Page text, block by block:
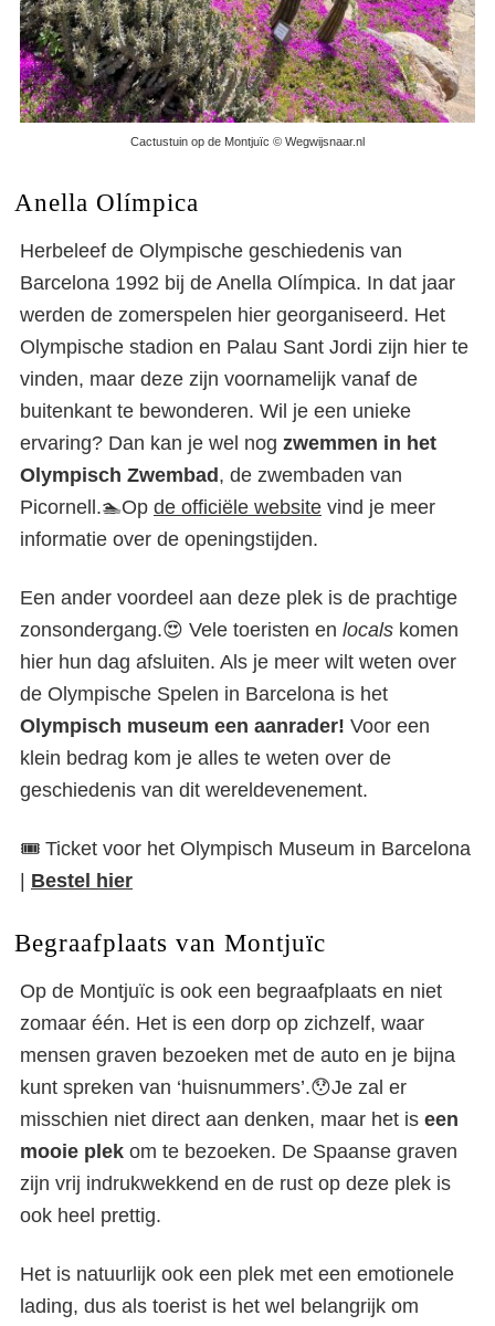
Cactustuin op de Montjuïc © Wegwijsnaar.nl
Anella Olímpica
Herbeleef de Olympische geschiedenis van
Barcelona 1992 bij de Anella Olímpica. In dat jaar
werden de zomerspelen hier georganiseerd. Het
Olympische stadion en Palau Sant Jordi zijn hier te
vinden, maar deze zijn voornamelijk vanaf de
buitenkant te bewonderen. Wil je een unieke
ervaring? Dan kan je wel nog zwemmen in het
Olympisch Zwembad , de zwembaden van
Picornell.🏊Op de officiële website vind je meer
informatie over de openingstijden.
Een ander voordeel aan deze plek is de prachtige
zonsondergang.😍 Vele toeristen en locals komen
hier hun dag afsluiten. Als je meer wilt weten over
de Olympische Spelen in Barcelona is het
Olympisch museum een aanrader! Voor een
klein bedrag kom je alles te weten over de
geschiedenis van dit wereldevenement.
🎟️ Ticket voor het Olympisch Museum in Barcelona
Bestel hier
Begraafplaats van Montjuïc
Op de Montjuïc is ook een begraafplaats en niet
zomaar één. Het is een dorp op zichzelf, waar
mensen graven bezoeken met de auto en je bijna
kunt spreken van ‘huisnummers’.😯Je zal er
misschien niet direct aan denken, maar het is een
mooie plek om te bezoeken. De Spaanse graven
zijn vrij indrukwekkend en de rust op deze plek is
ook heel prettig.
Het is natuurlijk ook een plek met een emotionele
lading, dus als toerist is het wel belangrijk om